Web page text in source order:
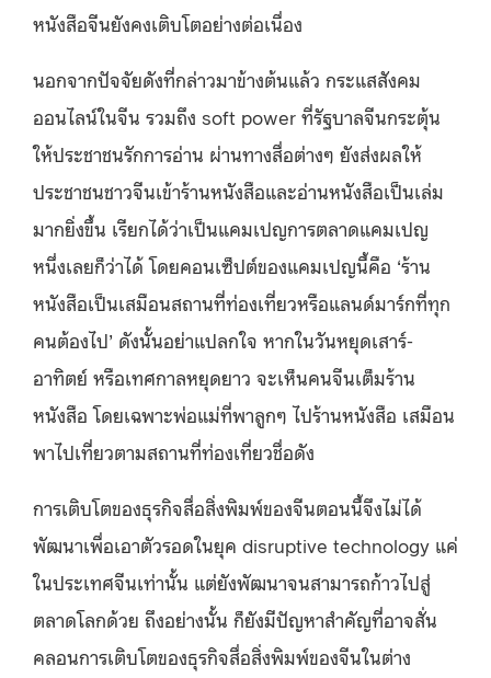
หนังสือจีนยังคงเติบโตอย่างต่อเนื่อง
นอกจากปัจจัยดังที่กล่าวมาข้างต้นแล้ว กระแสสังคม
ออนไลน์ในจีน รวมถึง soft power ที่รัฐบาลจีนกระตุ้น
ให้ประชาชนรักการอ่าน ผ่านทางสื่อต่างๆ ยังส่งผลให้
ประชาชนชาวจีนเข้าร้านหนังสือและอ่านหนังสือเป็นเล่ม
มากยิ่งขึ้น เรียกได้ว่าเป็นแคมเปญการตลาดแคมเปญ
หนึ่งเลยก็ว่าได้ โดยคอนเซ็ปต์ของแคมเปญนี้คือ ‘ร้าน
หนังสือเป็นเสมือนสถานที่ท่องเที่ยวหรือแลนด์มาร์กที่ทุก
คนต้องไป’ ดังนั้นอย่าแปลกใจ หากในวันหยุดเสาร์-
อาทิตย์ หรือเทศกาลหยุดยาว จะเห็นคนจีนเต็มร้าน
หนังสือ โดยเฉพาะพ่อแม่ที่พาลูกๆ ไปร้านหนังสือ เสมือน
พาไปเที่ยวตามสถานที่ท่องเที่ยวชื่อดัง
การเติบโตของธุรกิจสื่อสิ่งพิมพ์ของจีนตอนนี้จึงไม่ได้
พัฒนาเพื่อเอาตัวรอดในยุค disruptive technology แค่
ในประเทศจีนเท่านั้น แต่ยังพัฒนาจนสามารถก้าวไปสู่
ตลาดโลกด้วย ถึงอย่างนั้น ก็ยังมีปัญหาสำคัญที่อาจสั่น
คลอนการเติบโตของธุรกิจสื่อสิ่งพิมพ์ของจีนในต่าง